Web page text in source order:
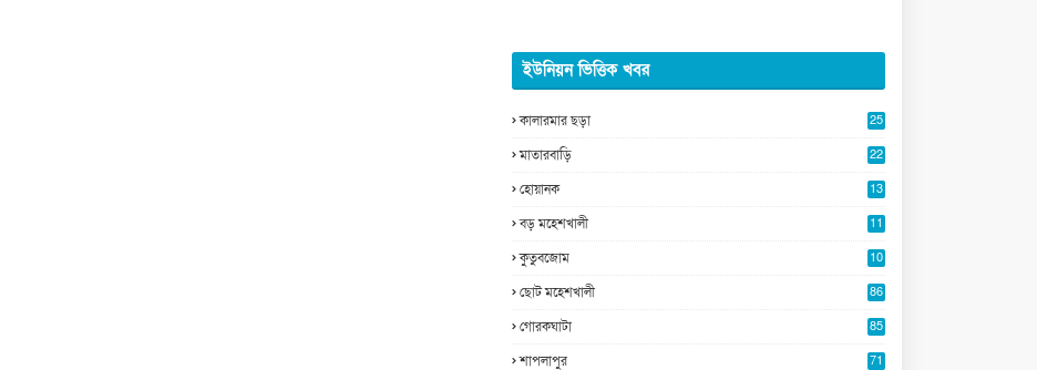
ইউনিয়ন ভিত্তিক খবর
কালারমার ছড়া
25
মাতারবাড়ি
22
হোয়ানক
13
বড় মহেশখালী
11
কুতুবজোম
10
ছোট মহেশখালী 86
গোরকঘাটা 85
শাপলাপুর 71